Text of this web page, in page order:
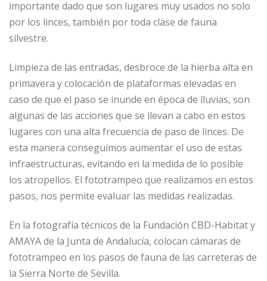
importante dado que son lugares muy usados no solo
por los linces, también por toda clase de fauna
silvestre.
Limpieza de las entradas, desbroce de la hierba alta en
primavera y colocación de plataformas elevadas en
caso de que el paso se inunde en época de lluvias, son
algunas de las acciones que se llevan a cabo en estos
lugares con una alta frecuencia de paso de linces. De
esta manera conseguimos aumentar el uso de estas
infraestructuras, evitando en la medida de lo posible
los atropellos. El fototrampeo que realizamos en estos
pasos, nos permite evaluar las medidas realizadas.
En la fotografía técnicos de la Fundación CBD-Habitat y
AMAYA de la Junta de Andalucía, colocan cámaras de
fototrampeo en los pasos de fauna de las carreteras de
la Sierra Norte de Sevilla.